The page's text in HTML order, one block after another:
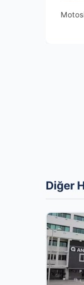
Diğer